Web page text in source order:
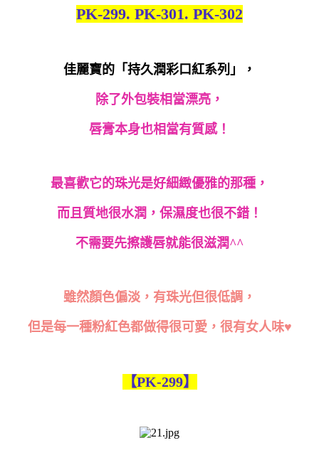
PK-299. PK-301. PK-302
佳麗寶的「持久潤彩口紅系列」，
除了外包裝相當漂亮，
唇膏本身也相當有質感！
最喜歡它的珠光是好細緻優雅的那種，
而且質地很水潤，保濕度也很不錯！
不需要先擦護唇就能很滋潤^^
雖然顏色偏淡，有珠光但很低調，
但是每一種粉紅色都做得很可愛，很有女人味♥
【PK-299】